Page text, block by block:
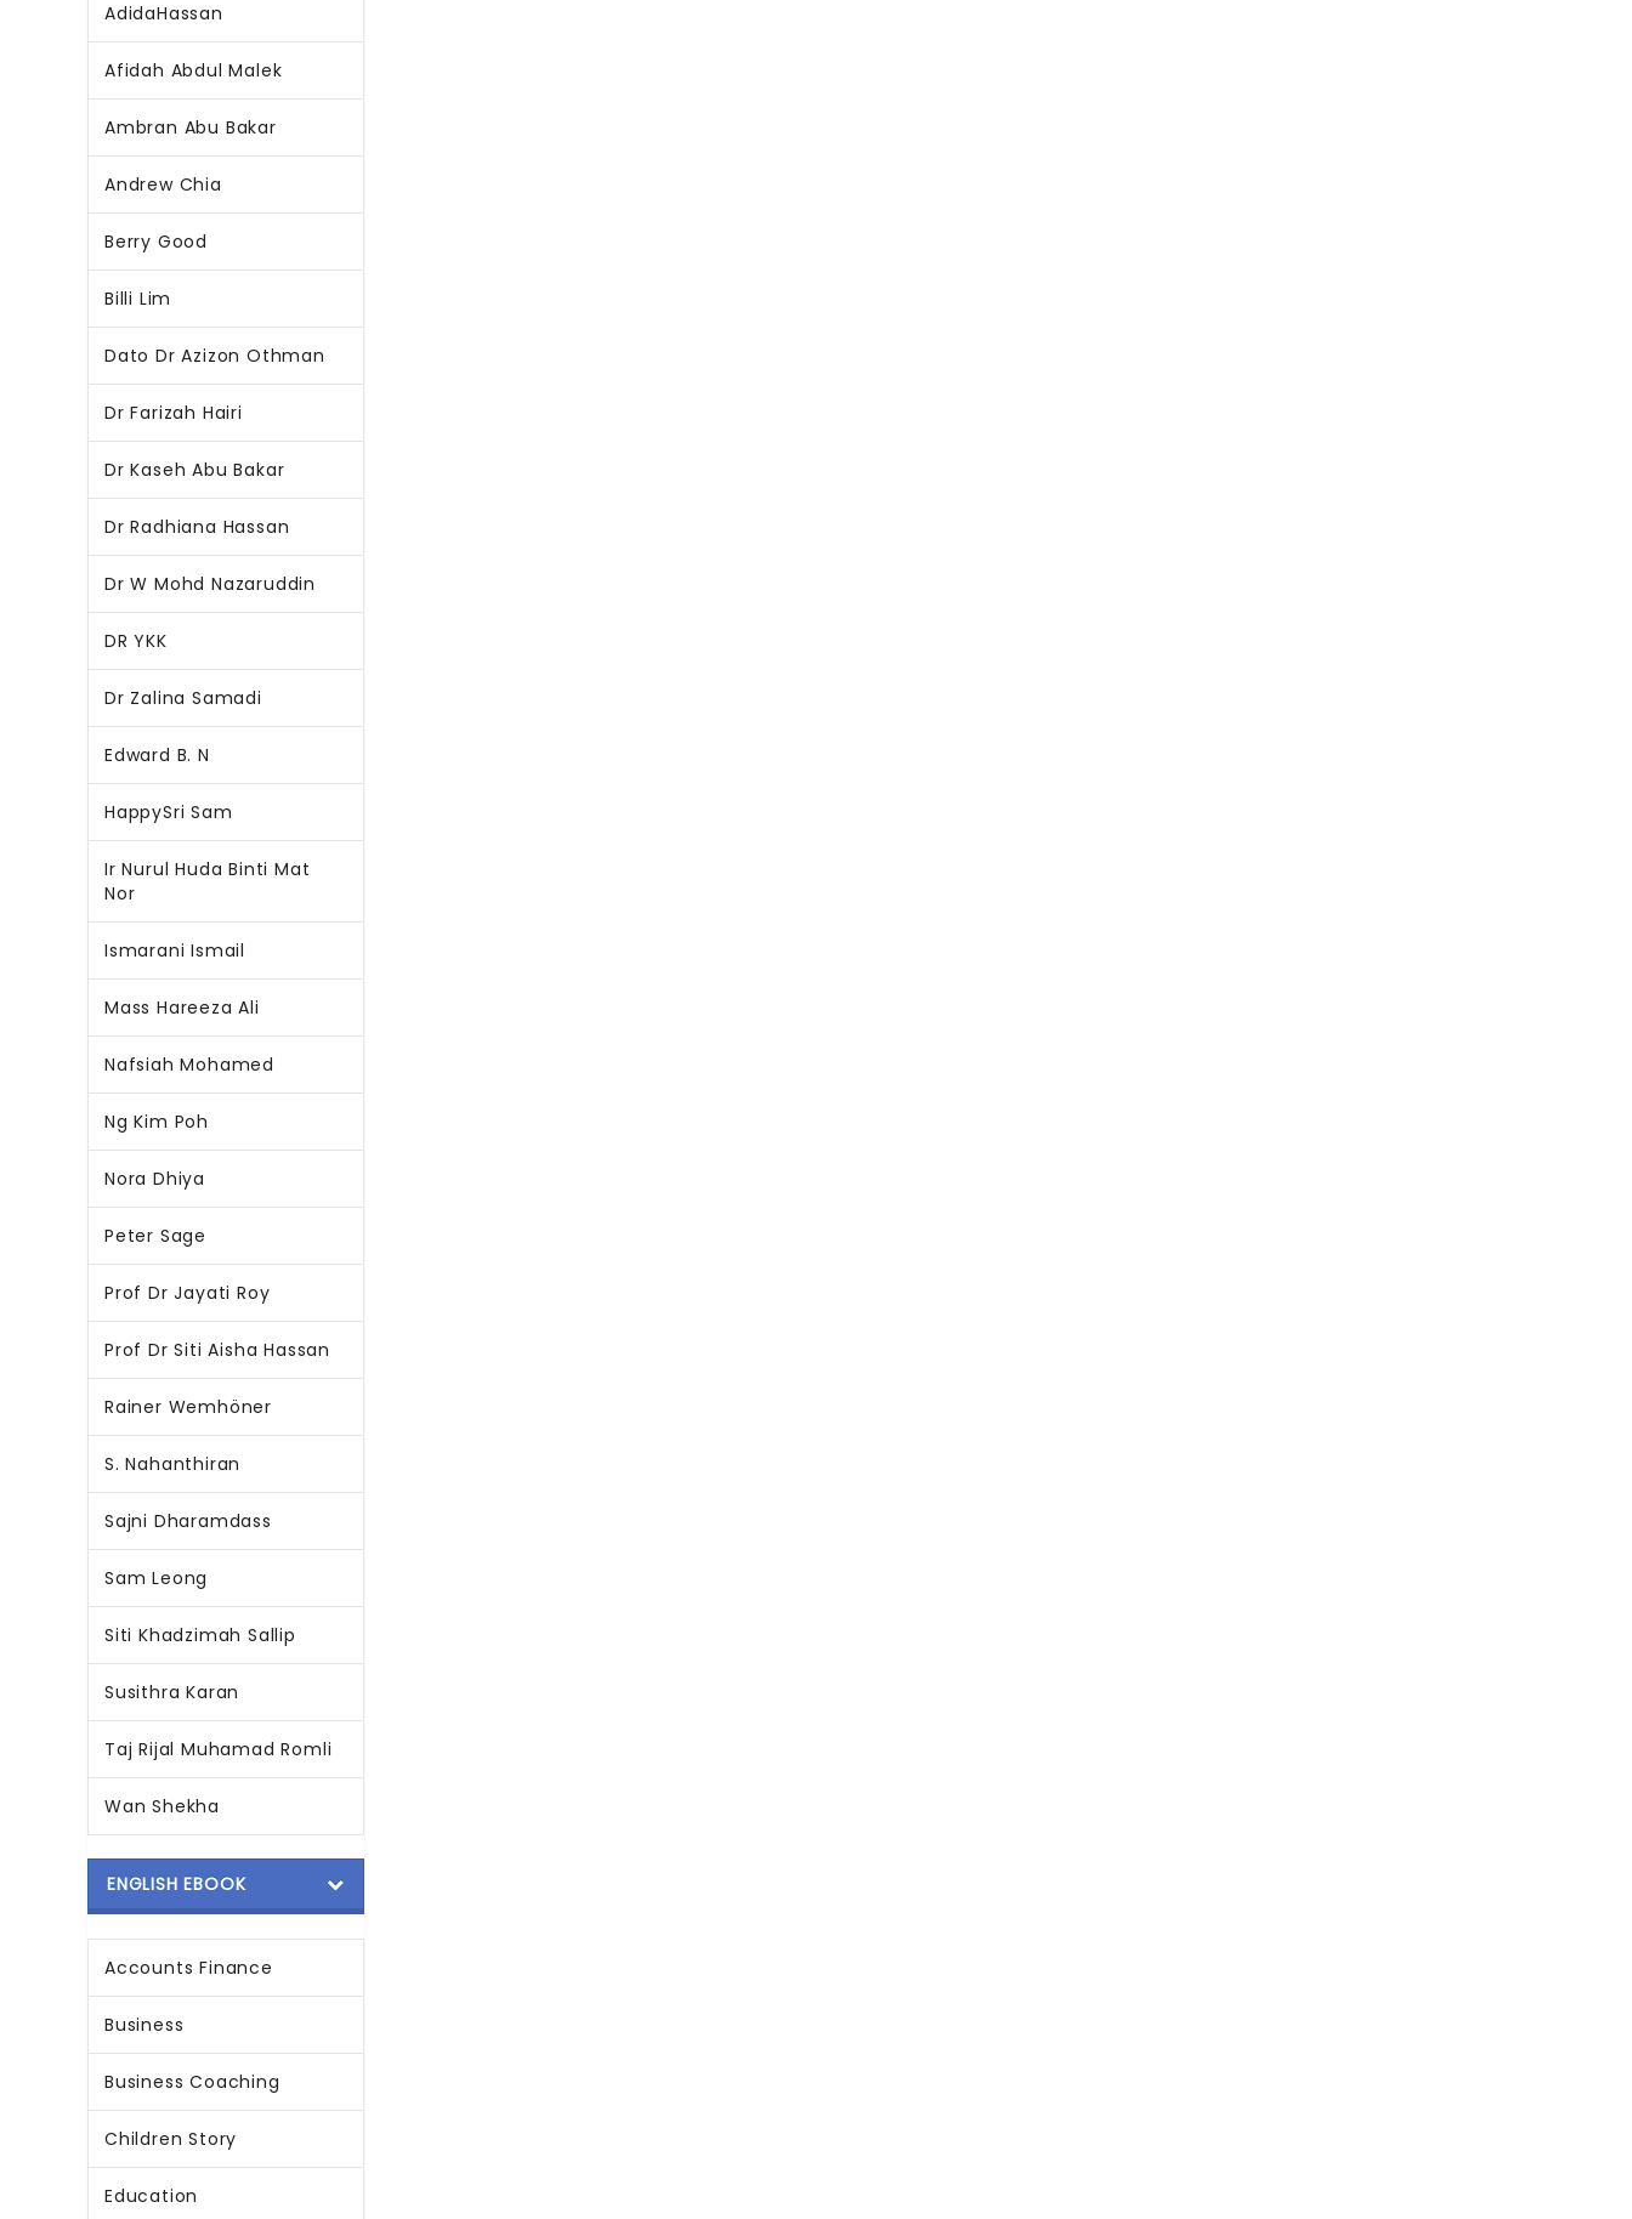
AdidaHassan
Afidah Abdul Malek
Ambran Abu Bakar
Andrew Chia
Berry Good
Billi Lim
Dato Dr Azizon Othman
Dr Farizah Hairi
Dr Kaseh Abu Bakar
Dr Radhiana Hassan
Dr W Mohd Nazaruddin
DR YKK
Dr Zalina Samadi
Edward B. N
HappySri Sam
Ir Nurul Huda Binti Mat
Nor
Ismarani Ismail
Mass Hareeza Ali
Nafsiah Mohamed
Ng Kim Poh
Nora Dhiya
Peter Sage
Prof Dr Jayati Roy
Prof Dr Siti Aisha Hassan
Rainer Wemhöner
S. Nahanthiran
Sajni Dharamdass
Sam Leong
Siti Khadzimah Sallip
Susithra Karan
Taj Rijal Muhamad Romli
Wan Shekha
ENGLISH EBOOK
Accounts Finance
Business
Business Coaching
Children Story
Education